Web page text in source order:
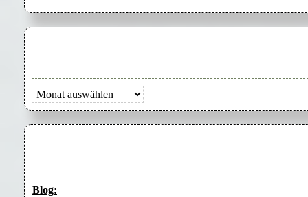
Archiv
Blog: